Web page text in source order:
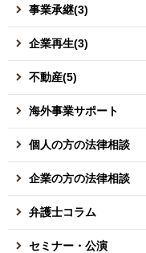
事業承継(3)
企業再生(3)
不動産(5)
海外事業サポート
個人の方の法律相談
企業の方の法律相談
弁護士コラム
セミナー・公演